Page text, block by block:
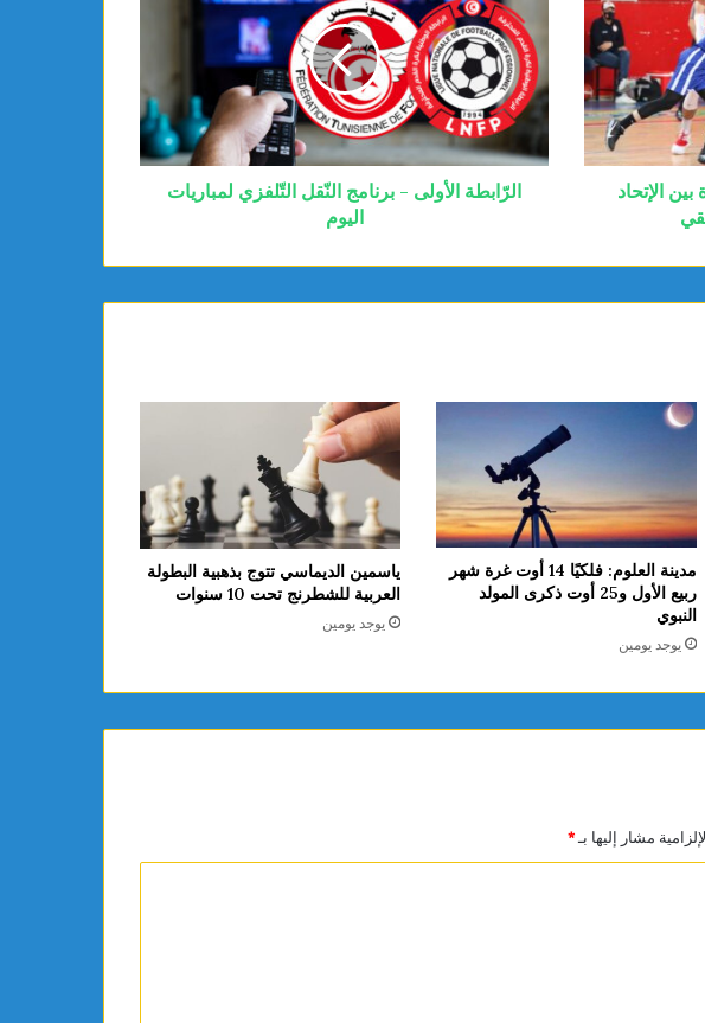
الإتحاد
الرّابطة الأولى - برنامج النّقل التّلفزي لمباريات
اليوم
مدينة العلوم: فلكيًا 14 أوت غرة شهر
ربيع الأول و25 أوت ذكرى المولد
النبوي
يوجد يومين
ياسمين الديماسي تتوج بذهبية البطولة
العربية للشطرنج تحت 10 سنوات
يوجد يومين
مشار إليها بـ*